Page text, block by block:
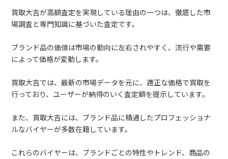
買取大吉が高額査定を実現している理由の一つは、徹底した市
場調査と専門知識に基づいた査定です。
ブランド品の価値は市場の動向に左右されやすく、流行や需要
によって価格が変動します。
買取大吉では、最新の市場データを元に、適正な価格で買取を
行っており、ユーザーが納得のいく査定額を提示しています。
また、買取大吉には、ブランド品に精通したプロフェッショナ
ルなバイヤーが多数在籍しています。
これらのバイヤーは、ブランドごとの特性やトレンド、商品の